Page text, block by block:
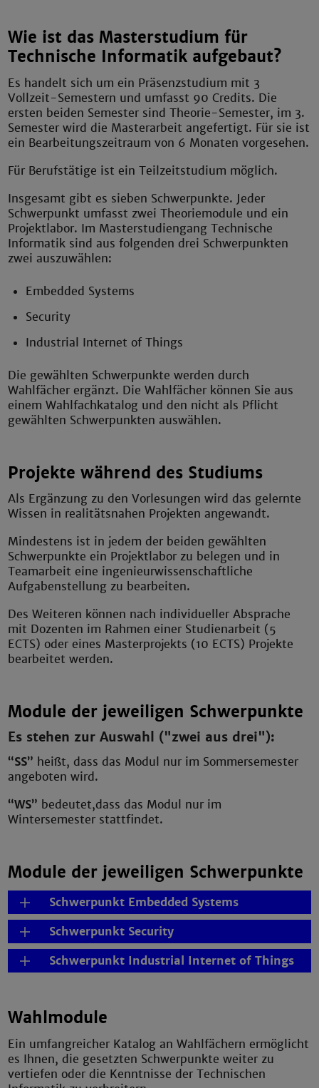
Wie ist das Masterstudium für
Technische Informatik aufgebaut?
Es handelt sich um ein Präsenzstudium mit 3
Vollzeit-Semestern und umfasst 90 Credits. Die
ersten beiden Semester sind Theorie-Semester, im 3.
Semester wird die Masterarbeit angefertigt. Für sie ist
ein Bearbeitungszeitraum von 6 Monaten vorgesehen.
Für Berufstätige ist ein Teilzeitstudium möglich.
Insgesamt gibt es sieben Schwerpunkte. Jeder
Schwerpunkt umfasst zwei Theoriemodule und ein
Projektlabor. Im Masterstudiengang Technische
Informatik sind aus folgenden drei Schwerpunkten
zwei auszuwählen:
Embedded Systems
Security
Industrial Internet of Things
Die gewählten Schwerpunkte werden durch
Wahlfächer ergänzt. Die Wahlfächer können Sie aus
einem Wahlfachkatalog und den nicht als Pflicht
gewählten Schwerpunkten auswählen.
Projekte während des Studiums
Als Ergänzung zu den Vorlesungen wird das gelernte
Wissen in realitätsnahen Projekten angewandt.
Mindestens ist in jedem der beiden gewählten
Schwerpunkte ein Projektlabor zu belegen und in
Teamarbeit eine ingenieurwissenschaftliche
Aufgabenstellung zu bearbeiten.
Des Weiteren können nach individueller Absprache
mit Dozenten im Rahmen einer Studienarbeit (5
ECTS) oder eines Masterprojekts (10 ECTS) Projekte
bearbeitet werden.
Module der jeweiligen Schwerpunkte
Es stehen zur Auswahl ("zwei aus drei"):
“SS” heißt, dass das Modul nur im Sommersemester
angeboten wird.
“WS” bedeutet,dass das Modul nur im
Wintersemester stattfindet.
Module der jeweiligen Schwerpunkte
Schwerpunkt Embedded Systems
Schwerpunkt Security
Schwerpunkt Industrial Internet of Things
Wahlmodule
Ein umfangreicher Katalog an Wahlfächern ermöglicht
es Ihnen, die gesetzten Schwerpunkte weiter zu
vertiefen oder die Kenntnisse der Technischen